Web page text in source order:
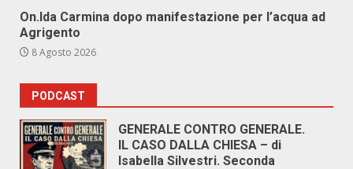
On.Ida Carmina dopo manifestazione per l’acqua ad
Agrigento
8 Agosto 2026
PODCAST
GENERALE CONTRO GENERALE.
IL CASO DALLA CHIESA – di
Isabella Silvestri. Seconda